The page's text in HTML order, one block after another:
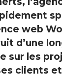
web
d’une
sur les
clients